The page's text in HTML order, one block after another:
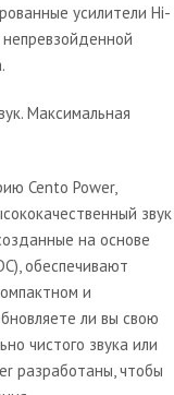
усилители Hi-
Максимальная
Cento Power,
звук
на основе
обеспечивают
и
ли вы свою
чистого звука или
разработаны, чтобы